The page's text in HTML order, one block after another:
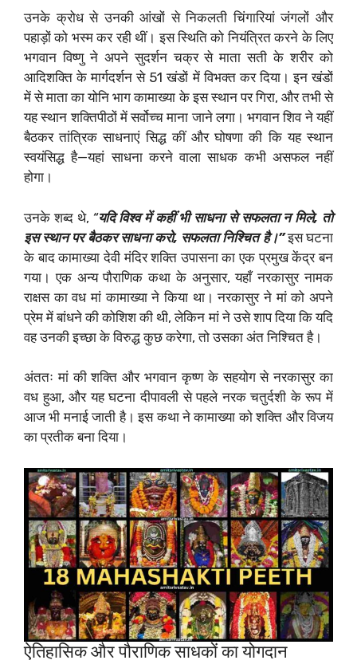
उनके क्रोध से उनकी आंखों से निकलती चिंगारियां जंगलों और
पहाड़ों को भस्म कर रही थीं। इस स्थिति को नियंत्रित करने के लिए
भगवान विष्णु ने अपने सुदर्शन चक्र से माता सती के शरीर को
आदिशक्ति के मार्गदर्शन से 51 खंडों में विभक्त कर दिया। इन खंडों
में से माता का योनि भाग कामाख्या के इस स्थान पर गिरा, और तभी से
यह स्थान शक्तिपीठों में सर्वोच्च माना जाने लगा। भगवान शिव ने यहीं
बैठकर तांत्रिक साधनाएं सिद्ध कीं और घोषणा की कि यह स्थान
स्वयंसिद्ध है—यहां साधना करने वाला साधक कभी असफल नहीं
होगा।
उनके शब्द थे, “यदि विश्व में कहीं भी साधना से सफलता न मिले, तो
इस स्थान पर बैठकर साधना करो, सफलता निश्चित है।” इस घटना
के बाद कामाख्या देवी मंदिर शक्ति उपासना का एक प्रमुख केंद्र बन
गया। एक अन्य पौराणिक कथा के अनुसार, यहाँ नरकासुर नामक
राक्षस का वध मां कामाख्या ने किया था। नरकासुर ने मां को अपने
प्रेम में बांधने की कोशिश की थी, लेकिन मां ने उसे शाप दिया कि यदि
वह उनकी इच्छा के विरुद्ध कुछ करेगा, तो उसका अंत निश्चित है।
अंततः मां की शक्ति और भगवान कृष्ण के सहयोग से नरकासुर का
वध हुआ, और यह घटना दीपावली से पहले नरक चतुर्दशी के रूप में
आज भी मनाई जाती है। इस कथा ने कामाख्या को शक्ति और विजय
का प्रतीक बना दिया।
ऐतिहासिक और पौराणिक साधकों का योगदान